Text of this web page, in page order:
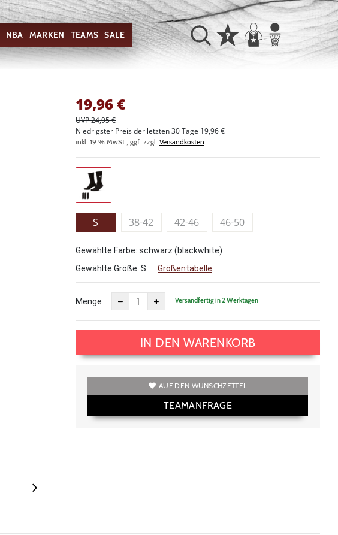
NBA MARKEN TEAMS SALE
19,96€
UVP 24,95 €
Niedrigster Preis der letzten 30 Tage 19,96 €
inkl. 19 % MwSt., ggf. zzgl. Versandkosten
S 38-42 42-46 46-50
Gewählte Farbe: schwarz (blackwhite)
Gewählte Größe: S Größentabelle
Menge Versandfertig in 2 Werktagen
IN DEN WARENKORB
AUF DEN WUNSCHZETTEL
TEAMANFRAGE